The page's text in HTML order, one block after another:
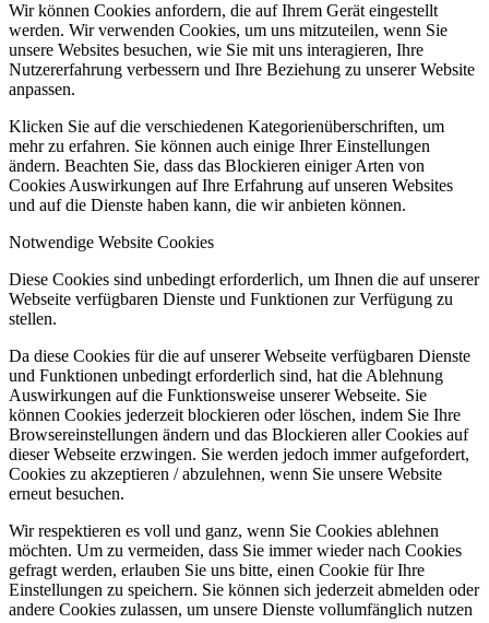
Wir können Cookies anfordern, die auf Ihrem Gerät eingestellt
werden. Wir verwenden Cookies, um uns mitzuteilen, wenn Sie
unsere Websites besuchen, wie Sie mit uns interagieren, Ihre
Nutzererfahrung verbessern und Ihre Beziehung zu unserer Website
anpassen.
Klicken Sie auf die verschiedenen Kategorienüberschriften, um
mehr zu erfahren. Sie können auch einige Ihrer Einstellungen
ändern. Beachten Sie, dass das Blockieren einiger Arten von
Cookies Auswirkungen auf Ihre Erfahrung auf unseren Websites
und auf die Dienste haben kann, die wir anbieten können.
Notwendige Website Cookies
Diese Cookies sind unbedingt erforderlich, um Ihnen die auf unserer
Webseite verfügbaren Dienste und Funktionen zur Verfügung zu
stellen.
Da diese Cookies für die auf unserer Webseite verfügbaren Dienste
und Funktionen unbedingt erforderlich sind, hat die Ablehnung
Auswirkungen auf die Funktionsweise unserer Webseite. Sie
können Cookies jederzeit blockieren oder löschen, indem Sie Ihre
Browsereinstellungen ändern und das Blockieren aller Cookies auf
dieser Webseite erzwingen. Sie werden jedoch immer aufgefordert,
Cookies zu akzeptieren / abzulehnen, wenn Sie unsere Website
erneut besuchen.
Wir respektieren es voll und ganz, wenn Sie Cookies ablehnen
möchten. Um zu vermeiden, dass Sie immer wieder nach Cookies
gefragt werden, erlauben Sie uns bitte, einen Cookie für Ihre
Einstellungen zu speichern. Sie können sich jederzeit abmelden oder
andere Cookies zulassen, um unsere Dienste vollumfänglich nutzen